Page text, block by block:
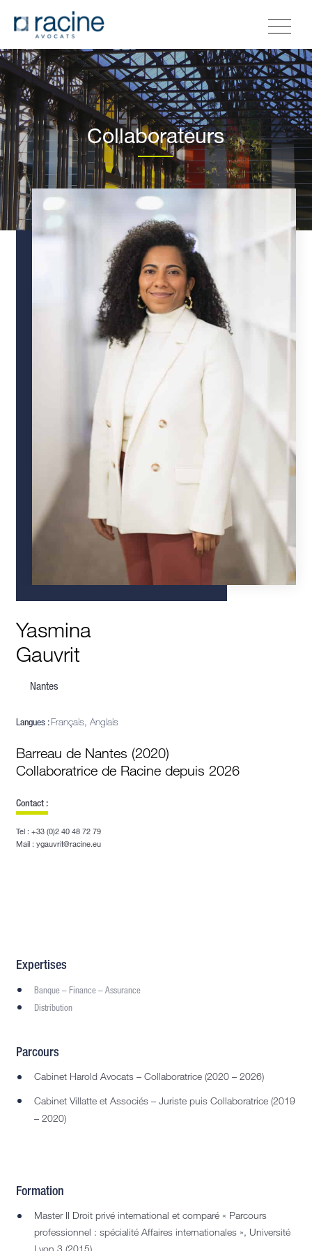
Collaborateurs
Yasmina
Gauvrit
Nantes
Langues :Français, Anglais
Barreau de Nantes (2020)
Collaboratrice de Racine depuis 2026
Contact :
Tel : +33 (0)2 40 48 72 79
Mail : ygauvrit@racine.eu
Expertises
Banque – Finance – Assurance
Distribution
Parcours
Cabinet Harold Avocats – Collaboratrice (2020 – 2026)
Cabinet Villatte et Associés – Juriste puis Collaboratrice (2019
– 2020)
Formation
Master II Droit privé international et comparé « Parcours
professionnel : spécialité Affaires internationales », Université